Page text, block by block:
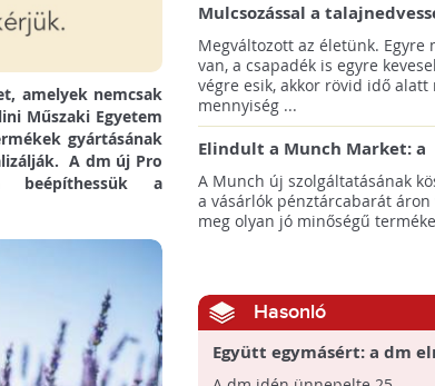
amelyek nemcsak
Műszaki Egyetem
gyártásának
A dm új Pro
beépíthessük a
Mulcsozással a
megtartásáért
Megváltozott az életünk. Egyre
van, a csapadék is egyre
végre esik, akkor rövid idő alatt
mennyiség ...
Elindult a Munch Market: a
pazarláscsökkentő piactér
A Munch új szolgáltatásának
a vásárlók pénztárcabarát áron
meg olyan jó minőségű
Hasonló
Együtt egymásért: a dm
Év Vállalati Önkéntes